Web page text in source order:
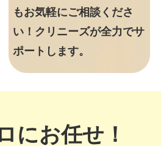
もお気軽にご相談くださ
い！クリニーズが全力でサ
ポートします。
にお任せ！